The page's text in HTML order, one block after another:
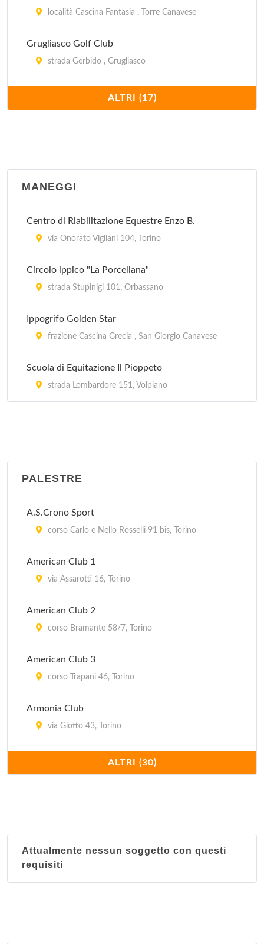
località Cascina Fantasia , Torre Canavese
Grugliasco Golf Club
strada Gerbido , Grugliasco
strada Valle Sauglio 130, Pecetto Torinese
I Girasoli Golf Club
I Roveri Associazione Sportiva
La Mandria Golf
La Margherita Golf Club
ALTRI (17)
MANEGGI
Centro di Riabilitazione Equestre Enzo B.
via Onorato Vigliani 104, Torino
Circolo ippico "La Porcellana"
strada Stupinigi 101, Orbassano
Ippogrifo Golden Star
frazione Cascina Grecia , San Giorgio Canavese
Scuola di Equitazione Il Pioppeto
strada Lombardore 151, Volpiano
PALESTRE
A.S.Crono Sport
corso Carlo e Nello Rosselli 91 bis, Torino
American Club 1
via Assarotti 16, Torino
American Club 2
corso Bramante 58/7, Torino
American Club 3
corso Trapani 46, Torino
Armonia Club
via Giotto 43, Torino
via Onorato Vigliani 63, Torino
Athletic Club
ALTRI (30)
Attualmente nessun soggetto con questi
requisiti